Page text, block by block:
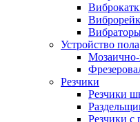
Устройство пола
Резчики
Резчики
Резчики с